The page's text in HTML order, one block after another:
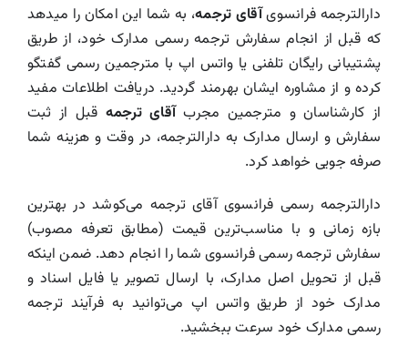
دارالترجمه فرانسویآقای ترجمه، به شما این امکان را میدهد
که قبل از انجام سفارش ترجمه رسمی مدارک خود، از طریق
پشتیبانی رایگان تلفنی یا واتس اپ با مترجمین رسمی گفتگو
کرده و از مشاوره ایشان بهرمند گردید. دریافت اطلاعات مفید
از کارشناسان و مترجمین مجربآقای ترجمه قبل از ثبت
سفارش و ارسال مدارک به دارالترجمه، در وقت و هزینه شما
صرفه جویی خواهد کرد.
دارالترجمه رسمی فرانسوی آقای ترجمه می‌کوشد در بهترین
بازه زمانی و با مناسب‌ترین قیمت (مطابق تعرفه مصوب)
سفارش ترجمه رسمی فرانسوی شما را انجام دهد. ضمن اینکه
قبل از تحویل اصل مدارک، با ارسال تصویر یا فایل اسناد و
مدارک خود از طریق واتس اپ می‌توانید به فرآیند ترجمه
رسمی مدارک خود سرعت ببخشید.